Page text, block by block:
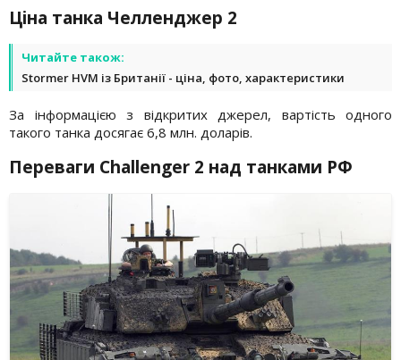
Ціна танка Челленджер 2
Читайте також:
Stormer HVM із Британії - ціна, фото, характеристики
За інформацією з відкритих джерел, вартість одного
такого танка досягає 6,8 млн. доларів.
Переваги Challenger 2 над танками РФ